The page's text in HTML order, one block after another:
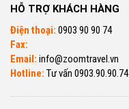
HỖ TRỢ KHÁCH HÀNG
Điện thoại: 0903 90 90 74
Fax:
Email: info@zoomtravel.vn
Hotline: Tư vấn 0903.90.90.74